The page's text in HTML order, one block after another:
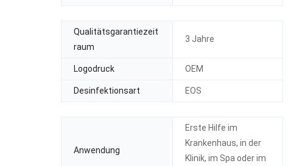
Qualitätsgarantiezeit
raum
3 Jahre
Logodruck OEM
Desinfektionsart EOS
Anwendung
Erste Hilfe im
Krankenhaus, in der
Klinik, im Spa oder im